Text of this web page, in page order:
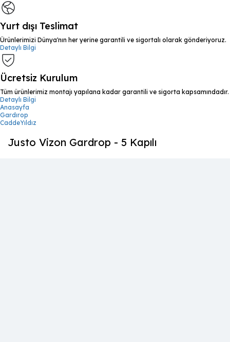
Yurt dışı Teslimat
Ürünlerimizi Dünya'nın her yerine garantili ve sigortalı olarak gönderiyoruz.
Detaylı Bilgi
Ücretsiz Kurulum
Tüm ürünlerimiz montajı yapılana kadar garantili ve sigorta kapsamındadır.
Detaylı Bilgi
Anasayfa
Gardırop
CaddeYıldız
Justo Vizon Gardrop - 5 Kapılı